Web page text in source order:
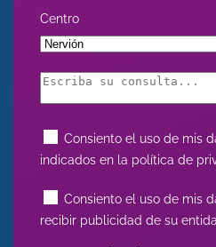
Centro
Consiento el uso de mis
indicados en la política de
Consiento el uso de mis
recibir publicidad de su